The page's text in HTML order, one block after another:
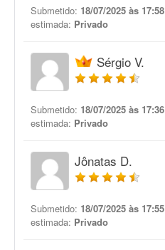
Submetido: 18/07/2025 às 17:58
estimada: Privado
Sérgio V.
Submetido: 18/07/2025 às 17:36
estimada: Privado
Jônatas D.
Submetido: 18/07/2025 às 17:55
estimada: Privado